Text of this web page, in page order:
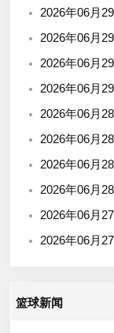
2026年06月29日 06
2026年06月29日 06
2026年06月29日 06
2026年06月29日
2026年06月28日 太
2026年06月28日
2026年06月28日
2026年06月28日
2026年06月27日 清
2026年06月27日
篮球新闻